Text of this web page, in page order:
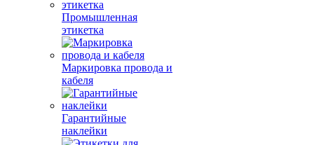
Промышленная
этикетка
Маркировка провода и
кабеля
Гарантийные
наклейки